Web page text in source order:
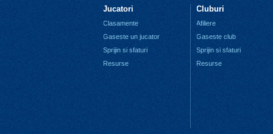
Jucatori
Clasamente
Gaseste un jucator
Sprijin si sfaturi
Resurse
Cluburi
Afiliere
Gaseste club
Sprijin si sfaturi
Resurse